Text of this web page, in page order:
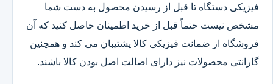
فیزیکی دستگاه تا قبل از رسیدن محصول به دست شما
مشخص نیست حتماً قبل از خرید اطمینان حاصل کنید که آن
فروشگاه از ضمانت فیزیکی کالا پشتیبان می کند و همچنین
گارانتی محصولات نیز دارای اصالت اصل بودن کالا باشند.